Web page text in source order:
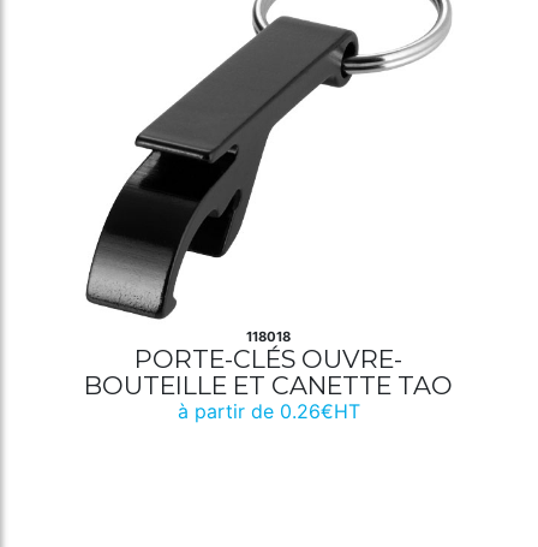
118018
PORTE-CLÉS OUVRE-
BOUTEILLE ET CANETTE TAO
à partir de 0.26€HT